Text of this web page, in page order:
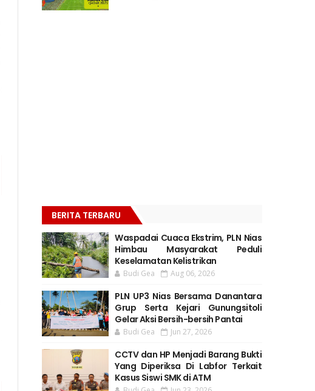
BERITA TERBARU
Waspadai Cuaca Ekstrim, PLN Nias
Himbau Masyarakat Peduli
Keselamatan Kelistrikan
Budi Gea Aug 06, 2026
PLN UP3 Nias Bersama Danantara
Grup Serta Kejari Gunungsitoli
Gelar Aksi Bersih-bersih Pantai
Budi Gea Jun 27, 2026
CCTV dan HP Menjadi Barang Bukti
Yang Diperiksa Di Labfor Terkait
Kasus Siswi SMK di ATM